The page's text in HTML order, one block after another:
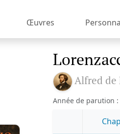
Œuvres
Alfred de
Année de parution :